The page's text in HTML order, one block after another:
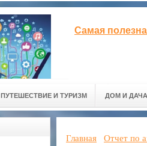
Самая
ПУТЕШЕСТВИЕ И ТУРИЗМ ДОМ И ДАЧА
Главная Отчет по